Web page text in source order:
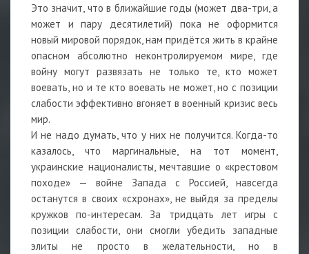
Это значит, что в ближайшие годы (может два-три, а
может и пару десятилетий) пока не оформится
новый мировой порядок, нам придётся жить в крайне
опасном абсолютно неконтролируемом мире, где
войну могут развязать не только те, кто может
воевать, но и те кто воевать не может, но с позиции
слабости эффективно вгоняет в военный кризис весь
мир.
И не надо думать, что у них не получится. Когда-то
казалось, что маргинальные, на тот момент,
украинские националисты, мечтавшие о «крестовом
походе» — войне Запада с Россией, навсегда
останутся в своих «схронах», не выйдя за пределы
кружков по-интересам. За тридцать лет игры с
позиции слабости, они смогли убедить западные
элиты не просто в желательности, но в